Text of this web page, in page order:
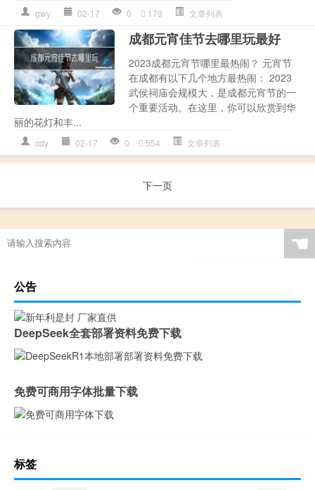
gwy 02-17 0 179 文章列表
成都元宵佳节去哪里玩最好
2023成都元宵节哪里最热闹？ 元宵节
在成都有以下几个地方最热闹： 2023
武侯祠庙会规模大，是成都元宵节的一
个重要活动。在这里，你可以欣赏到华
丽的花灯和丰...
cdy 02-17 0 554 文章列表
下一页
☚
公告
DeepSeek全套部署资料免费下载
免费可商用字体批量下载
标签